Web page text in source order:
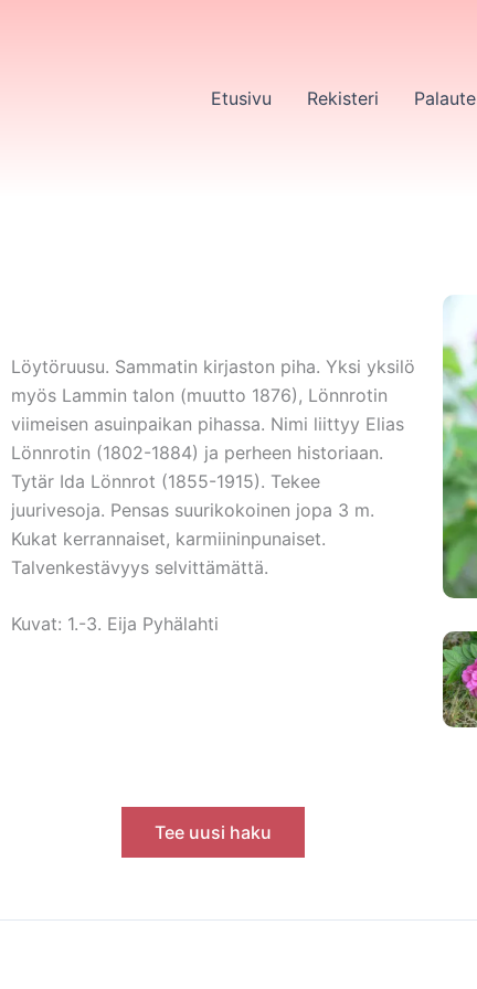
Etusivu Rekisteri Palaute
Löytöruusu. Sammatin kirjaston piha. Yksi yksilö
myös Lammin talon (muutto 1876), Lönnrotin
viimeisen asuinpaikan pihassa. Nimi liittyy Elias
Lönnrotin (1802-1884) ja perheen historiaan.
Tytär Ida Lönnrot (1855-1915). Tekee
juurivesoja. Pensas suurikokoinen jopa 3 m.
Kukat kerrannaiset, karmiininpunaiset.
Talvenkestävyys selvittämättä.
Kuvat: 1.-3. Eija Pyhälahti
Tee uusi haku